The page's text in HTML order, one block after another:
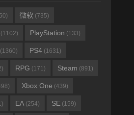
微软 (735)
(1102) PlayStation (133)
(1360) PS4 (1631)
RPG (171) Steam (891)
Xbox One (439)
EA (254) SE (159)